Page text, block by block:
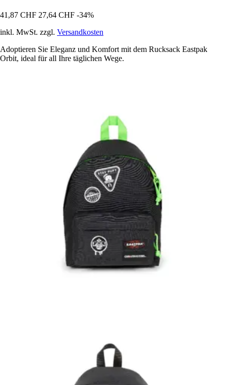
41,87 CHF 27,64 CHF -34%
inkl. MwSt. zzgl. Versandkosten
Adoptieren Sie Eleganz und Komfort mit dem Rucksack Eastpak
Orbit, ideal für all Ihre täglichen Wege.